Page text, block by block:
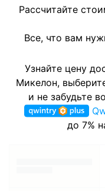
Рассчитайте
Все, что вам
Узнайте цену
Микелон,
и не забудьте
до 7%